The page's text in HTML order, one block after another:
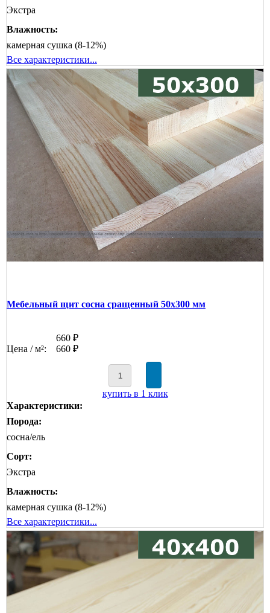
Экстра
Влажность:
камерная сушка (8-12%)
Все характеристики...
Мебельный щит сосна сращенный 50х300 мм
660 ₽
Цена / м²:
660 ₽
купить в 1 клик
Характеристики:
Порода:
сосна/ель
Сорт:
Экстра
Влажность:
камерная сушка (8-12%)
Все характеристики...